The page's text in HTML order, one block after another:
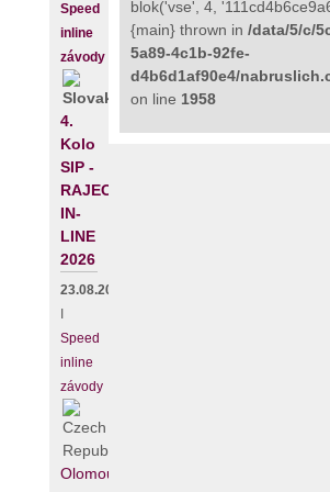
Speed
inline
závody
4.
Kolo
SIP -
RAJECKÝ
IN-
LINE
2026
23.08.2026
Speed
inline
závody
Olomouc
blok('vse', 4,
{main} thrown in /data/5/c/
5a89-4c1b-92fe-
d4b6d1af90e4/
on line 1958